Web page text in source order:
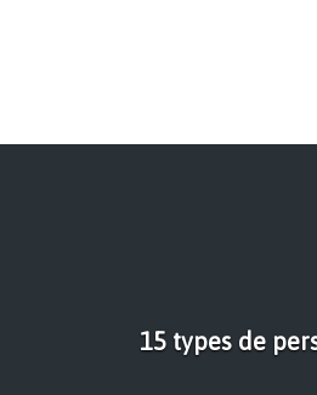
15 types de